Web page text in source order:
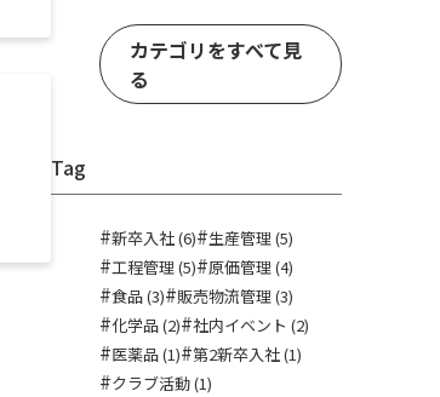
カテゴリをすべて見
る
Tag
#新卒入社 (6)#生産管理 (5)
#工程管理 (5)#原価管理 (4)
#食品 (3)#販売物流管理 (3)
#化学品 (2)#社内イベント (2)
#医薬品 (1)#第2新卒入社 (1)
#クラブ活動 (1)